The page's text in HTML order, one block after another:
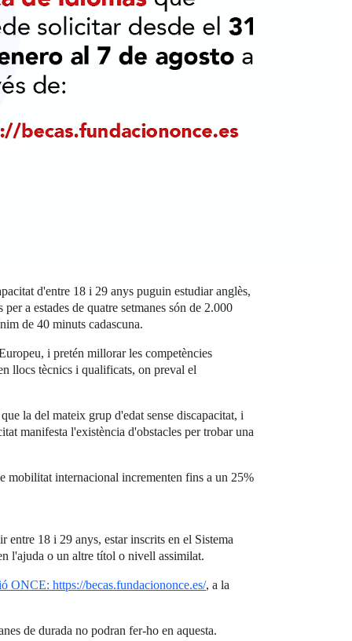
d'entre 18 i 29 anys puguin estudiar anglès,
a estades de quatre setmanes són de 2.000
de 40 minuts cadascuna.
i pretén millorar les competències
llocs tècnics i qualificats, on preval el
la del mateix grup d'edat sense discapacitat, i
manifesta l'existència d'obstacles per trobar una
mobilitat internacional incrementen fins a un 25%
entre 18 i 29 anys, estar inscrits en el Sistema
l'ajuda o un altre títol o nivell assimilat.
ONCE: https://becas.fundaciononce.es/, a la
de durada no podran fer-ho en aquesta.